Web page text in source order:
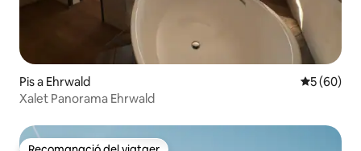
Pis a Ehrwald 5 de
5 (60)
Xalet Panorama Ehrwald